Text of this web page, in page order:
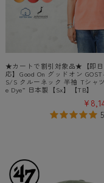
★カートで割引対象品★【即
応】Good On グッドオン
S/S クルーネック 半袖 Tシャ
e Dye” 日本製【Sx】【TB】